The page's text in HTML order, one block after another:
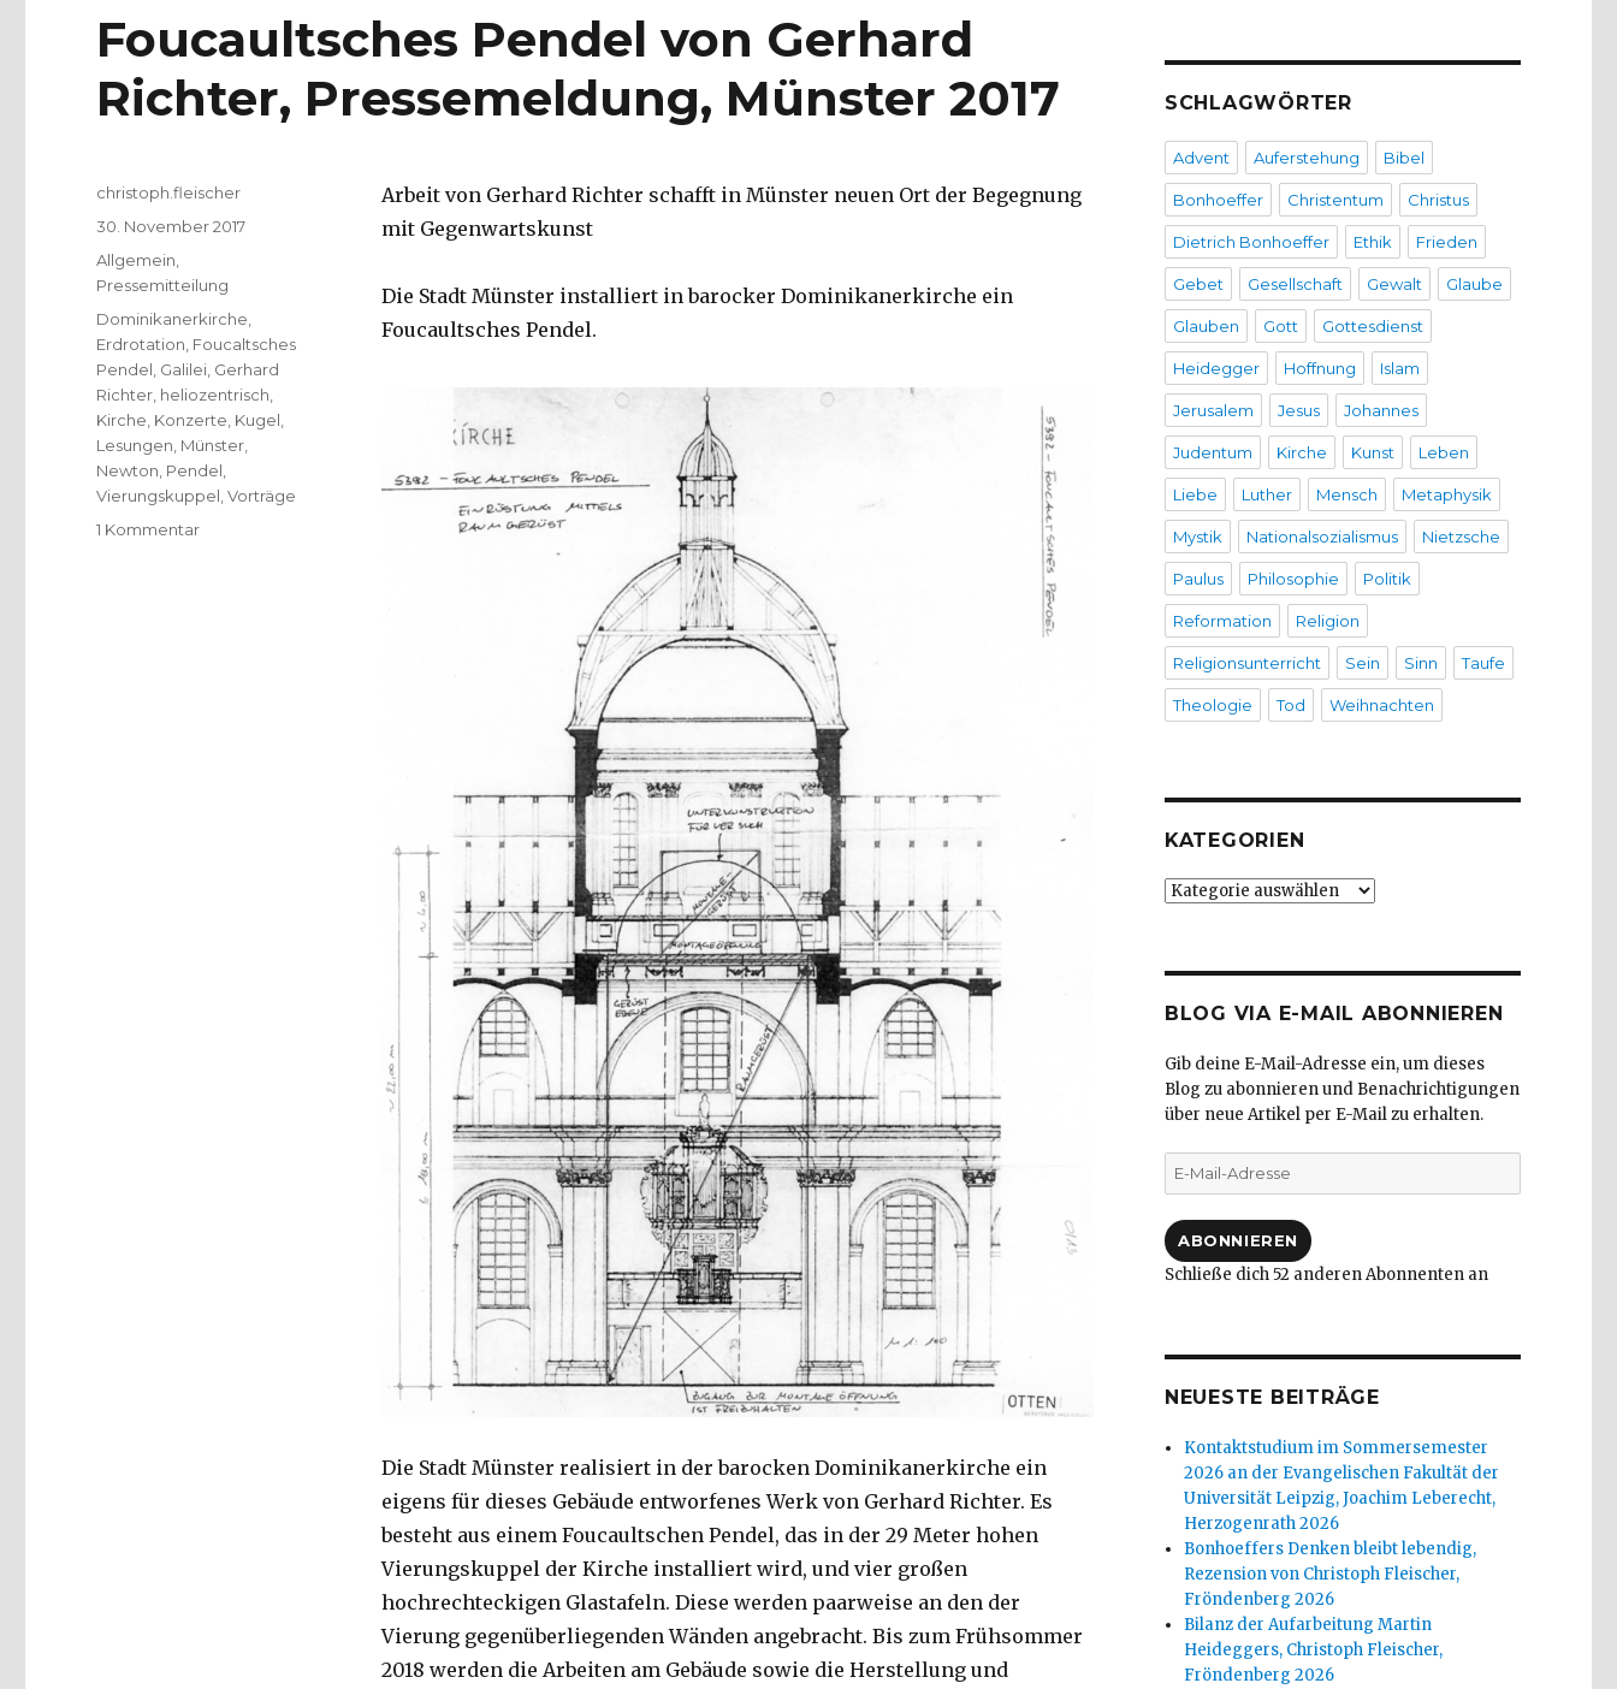
Foucaultsches Pendel von Gerhard
Richter, Pressemeldung, Münster 2017
Arbeit von Gerhard Richter schafft in Münster neuen Ort der Begegnung
mit Gegenwartskunst
Die Stadt Münster installiert in barocker Dominikanerkirche ein
Foucaultsches Pendel.
Die Stadt Münster realisiert in der barocken Dominikanerkirche ein
eigens für dieses Gebäude entworfenes Werk von Gerhard Richter. Es
besteht aus einem Foucaultschen Pendel, das in der 29 Meter hohen
Vierungskuppel der Kirche installiert wird, und vier großen
hochrechteckigen Glastafeln. Diese werden paarweise an den der
Vierung gegenüberliegenden Wänden angebracht. Bis zum Frühsommer
2018 werden die Arbeiten am Gebäude sowie die Herstellung und
Autor
christoph.fleischer
Veröffentlicht
am
30. November 2017
Kategorien
Allgemein
Pressemitteilung
Schlagwörter
Dominikanerkirche
Erdrotation Foucaltsches
Pendel Galilei Gerhard
Richter heliozentrisch
Kirche Konzerte Kugel
Lesungen Münster
Newton Pendel
Vierungskuppel ,Vorträge
1 Kommentarzu
SCHLAGWÖRTER
Advent Auferstehung Bibel
Bonhoeffer Christentum Christus
Dietrich Bonhoeffer Ethik Frieden
Gebet Gesellschaft Gewalt Glaube
Glauben Gott Gottesdienst
Heidegger Hoffnung Islam
Jerusalem Jesus Johannes
Judentum Kirche Kunst Leben
Liebe Luther Mensch Metaphysik
Mystik Nationalsozialismus Nietzsche
Paulus Philosophie Politik
Reformation Religion
Religionsunterricht Sein Sinn Taufe
Theologie Tod Weihnachten
KATEGORIEN
Kategorien
BLOG VIA E-MAIL ABONNIEREN
Gib deine E-Mail-Adresse ein, um dieses
Blog zu abonnieren und Benachrichtigungen
über neue Artikel per E-Mail zu erhalten.
E-
Mail-
ABONNIEREN
Schließe dich 52 anderen Abonnenten an
NEUESTE BEITRÄGE
Kontaktstudium im Sommersemester
2026 an der Evangelischen Fakultät der
Universität Leipzig, Joachim Leberecht,
Herzogenrath 2026
Bonhoeffers Denken bleibt lebendig,
Rezension von Christoph Fleischer,
Fröndenberg 2026
Bilanz der Aufarbeitung Martin
Heideggers, Christoph Fleischer,
Fröndenberg 2026